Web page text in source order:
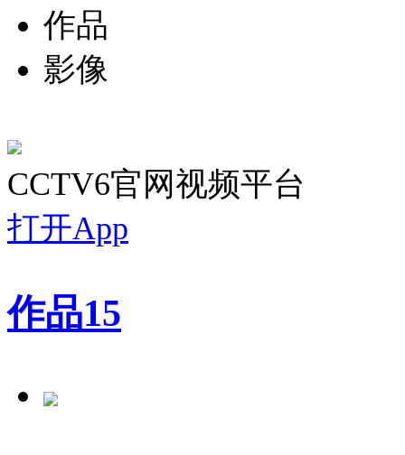
作品
影像
CCTV6官网视频平台
打开App
作品15